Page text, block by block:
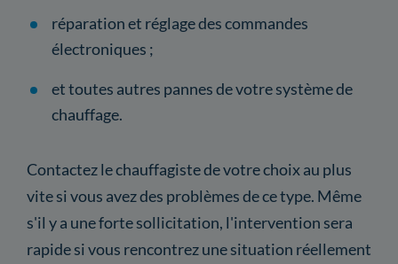
réparation et réglage des commandes
électroniques ;
et toutes autres pannes de votre système de
chauffage.
Contactez le chauffagiste de votre choix au plus
vite si vous avez des problèmes de ce type. Même
s'il y a une forte sollicitation, l'intervention sera
rapide si vous rencontrez une situation réellement